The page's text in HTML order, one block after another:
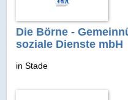
Die Börne -
soziale Dienste mbH
in Stade